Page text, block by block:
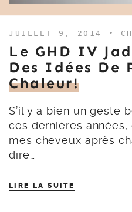
JUILLET 9, 2014 •
Le GHD IV
Des Idées De
Chaleur!
S’il y a bien un geste
ces dernières années,
mes cheveux après
dire…
LIRE LA SUITE